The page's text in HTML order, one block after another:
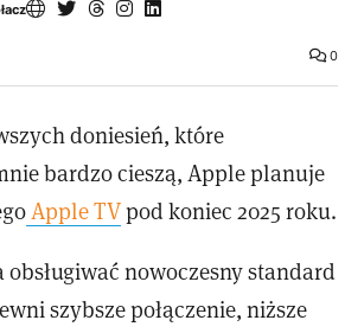
0
doniesień, które
bardzo cieszą, Apple planuje
Apple TVpod koniec 2025 roku.
obsługiwać nowoczesny standard
szybsze połączenie, niższe